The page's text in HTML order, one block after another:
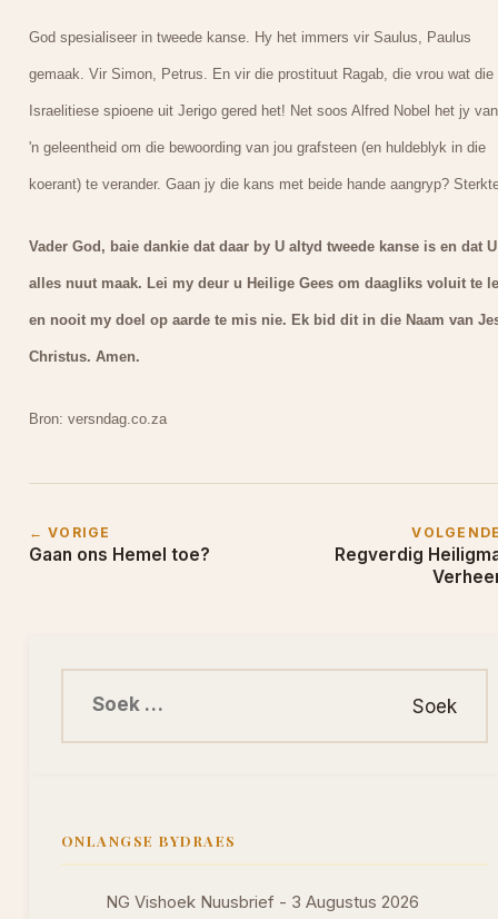
God spesialiseer in tweede kanse. Hy het immers vir Saulus, Paulus
gemaak. Vir Simon, Petrus. En vir die prostituut Ragab, die vrou wat die
Israelitiese spioene uit Jerigo gered het! Net soos Alfred Nobel het jy
'n geleentheid om die bewoording van jou grafsteen (en huldeblyk in die
koerant) te verander. Gaan jy die kans met beide hande aangryp?
Vader God, baie dankie dat daar by U altyd tweede kanse is en dat U
alles nuut maak. Lei my deur u Heilige Gees om daagliks voluit te
en nooit my doel op aarde te mis nie. Ek bid dit in die Naam van
Christus. Amen.
Bron: versndag.co.za
← VORIGE
Gaan ons Hemel toe?
Regverdig
ONLANGSE BYDRAES
NG Vishoek Nuusbrief - 3 Augustus 2026